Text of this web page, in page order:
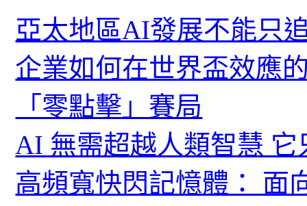
亞太地區AI發展不能只
企業如何在世界盃效應
「零點擊」賽局
AI 無需超越人類智慧
高頻寬快閃記憶體： 面